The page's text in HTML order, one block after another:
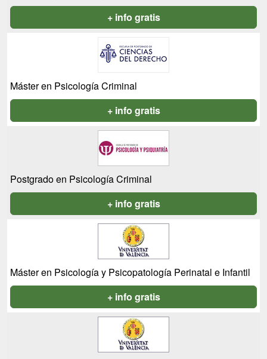
+ info gratis
Máster en Psicología Criminal
+ info gratis
Postgrado en Psicología Criminal
+ info gratis
Máster en Psicología y Psicopatología Perinatal e Infantil
+ info gratis